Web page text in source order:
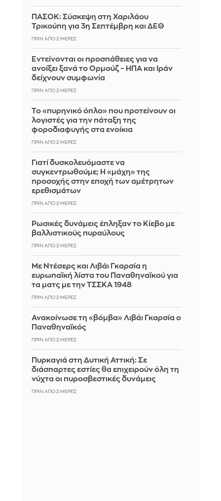
ΠΑΣΟΚ: Σύσκεψη στη Χαριλάου
Τρικούπη για 3η Σεπτέμβρη και ΔΕΘ
ΠΡΙΝ ΑΠΌ 2 ΜΈΡΕΣ
Εντείνονται οι προσπάθειες για να
ανοίξει ξανά το Ορμούζ – ΗΠΑ και Ιράν
δείχνουν συμφωνία
ΠΡΙΝ ΑΠΌ 2 ΜΈΡΕΣ
Το «πυρηνικό όπλο» που προτείνουν οι
λογιστές για την πάταξη της
φοροδιαφυγής στα ενοίκια
ΠΡΙΝ ΑΠΌ 2 ΜΈΡΕΣ
Γιατί δυσκολευόμαστε να
συγκεντρωθούμε; Η «μάχη» της
προσοχής στην εποχή των αμέτρητων
ερεθισμάτων
ΠΡΙΝ ΑΠΌ 2 ΜΈΡΕΣ
Ρωσικές δυνάμεις έπληξαν το Κίεβο με
βαλλιστικούς πυραύλους
ΠΡΙΝ ΑΠΌ 2 ΜΈΡΕΣ
Με Ντέσερς και Λιβάι Γκαρσία η
ευρωπαϊκή λίστα του Παναθηναϊκού για
τα ματς με την ΤΣΣΚΑ 1948
ΠΡΙΝ ΑΠΌ 2 ΜΈΡΕΣ
Ανακοίνωσε τη «βόμβα» Λιβάι Γκαρσία ο
Παναθηναϊκός
ΠΡΙΝ ΑΠΌ 2 ΜΈΡΕΣ
Πυρκαγιά στη Δυτική Αττική: Σε
διάσπαρτες εστίες θα επιχειρούν όλη τη
νύχτα οι πυροσβεστικές δυνάμεις
ΠΡΙΝ ΑΠΌ 2 ΜΈΡΕΣ